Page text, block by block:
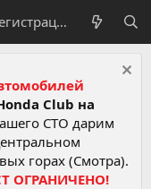
Регистрация
Club на
СТО дарим
горах (Смотра).
ОГРАНИЧЕНО!